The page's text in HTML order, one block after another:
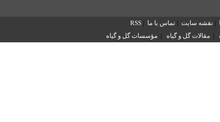
| نقشه سایت | تماس با ما |
RSS
| مقالات گل و گیاه | مؤسسات گل و گیاه